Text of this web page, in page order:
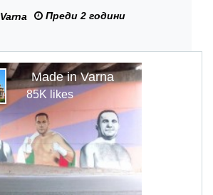
Преди 2 години
Made in Varna
85K likes